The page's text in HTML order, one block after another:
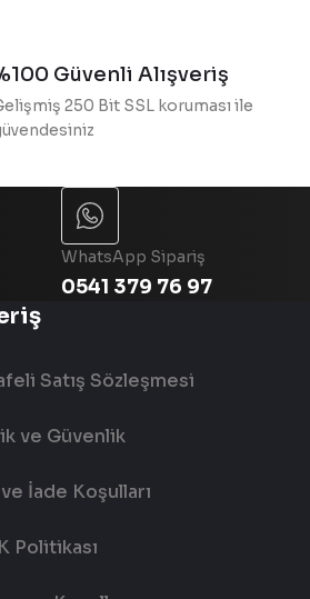
Güvenli Alışveriş
250 Bit SSL koruması ile
WhatsApp Sipariş
0541 379 76 97
Satış Sözleşmesi
ve Güvenlik
İade Koşulları
Politikası